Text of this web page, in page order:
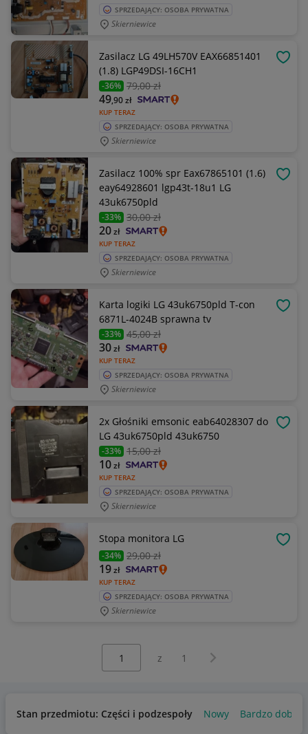
SPRZEDAJĄCY: OSOBA PRYWATNA
Skierniewice
Zasilacz LG 49LH570V EAX66851401
(1.8) LGP49DSI-16CH1
-36% 79,00 zł
KUP TERAZ
49,90zł
SPRZEDAJĄCY: OSOBA PRYWATNA
Skierniewice
Zasilacz 100% spr Eax67865101 (1.6)
eay64928601 lgp43t-18u1 LG
43uk6750pld
-33% 30,00 zł
KUP TERAZ
20zł
SPRZEDAJĄCY: OSOBA PRYWATNA
Skierniewice
Karta logiki LG 43uk6750pld T-con
6871L-4024B sprawna tv
-33% 45,00 zł
KUP TERAZ
30zł
SPRZEDAJĄCY: OSOBA PRYWATNA
Skierniewice
2x Głośniki emsonic eab64028307 do
LG 43uk6750pld 43uk6750
-33% 15,00 zł
KUP TERAZ
10zł
SPRZEDAJĄCY: OSOBA PRYWATNA
Skierniewice
Stopa monitora LG
-34% 29,00 zł
KUP TERAZ
19zł
SPRZEDAJĄCY: OSOBA PRYWATNA
Skierniewice
z 1 Następna strona
Stan przedmiotu: Części i podzespoły Nowy Bardzo dobry